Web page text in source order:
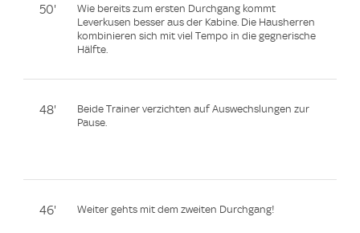
50'
Wie bereits zum ersten Durchgang kommt
Leverkusen besser aus der Kabine. Die Hausherren
kombinieren sich mit viel Tempo in die gegnerische
Hälfte.
48'
Beide Trainer verzichten auf Auswechslungen zur
Pause.
46' Weiter gehts mit dem zweiten Durchgang!